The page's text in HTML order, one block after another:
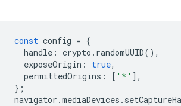
const config = {
handle : crypto . randomUUID(),
exposeOrigin : true,
permittedOrigins : [ '*' ],
};
navigator .mediaDevices .